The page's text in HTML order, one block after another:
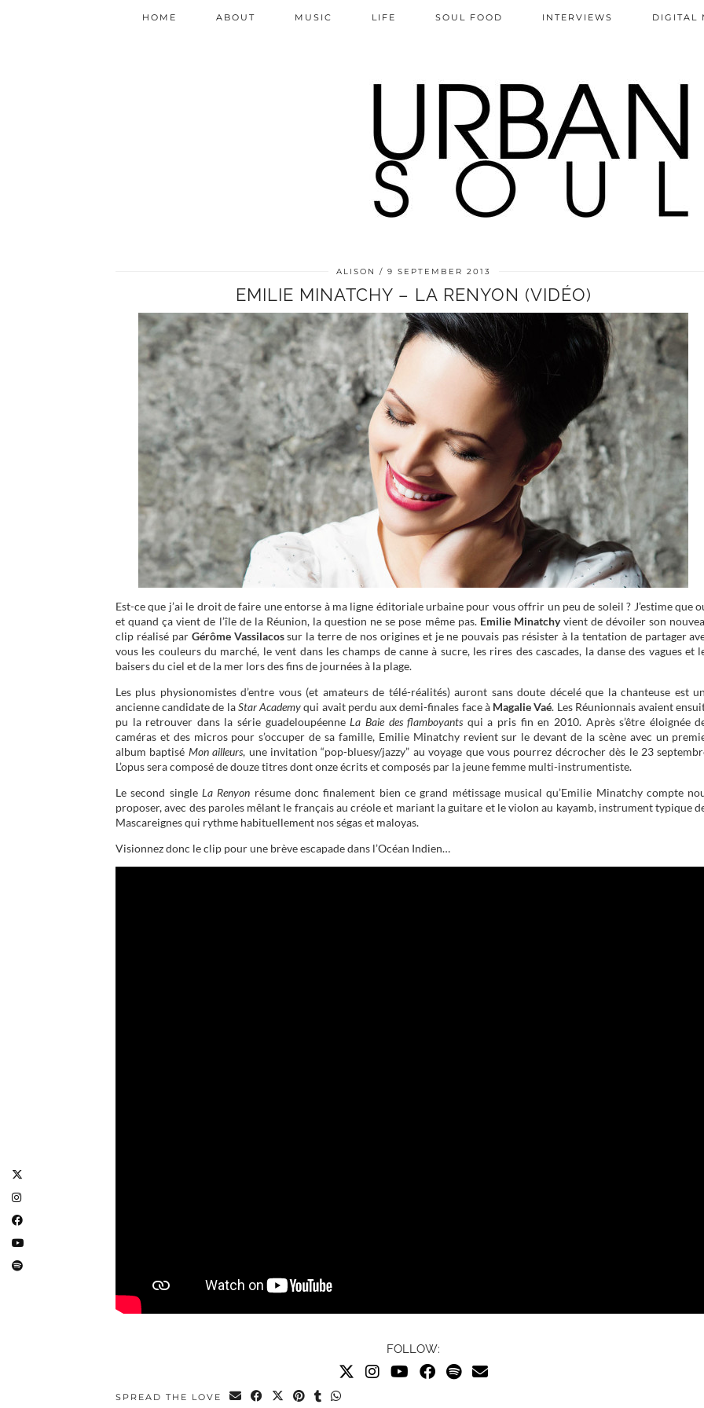
HOME ABOUT MUSIC LIFE SOUL FOOD INTERVIEWS DIGITAL
ALISON 9 SEPTEMBER 2013
EMILIE MINATCHY – LA RENYON (VIDÉO)
Est-ce que j’ai le droit de faire une entorse à ma ligne éditoriale urbaine pour vous offrir un peu de soleil ? J’estime que
et quand ça vient de l’île de la Réunion, la question ne se pose même pas. Emilie Minatchyvient de dévoiler son
clip réalisé par Gérôme Vassilacossur la terre de nos origines et je ne pouvais pas résister à la tentation de partager
vous les couleurs du marché, le vent dans les champs de canne à sucre, les rires des cascades, la danse des vagues et
baisers du ciel et de la mer lors des fins de journées à la plage.
Les plus physionomistes d’entre vous (et amateurs de télé-réalités) auront sans doute décelé que la chanteuse est
ancienne candidate de laStar Academyqui avait perdu aux demi-finales face à Magalie Vaé. Les Réunionnais avaient
pu la retrouver dans la série guadeloupéenneLa Baie des flamboyants qui a pris fin en 2010. Après s’être éloignée
caméras et des micros pour s’occuper de sa famille, Emilie Minatchy revient sur le devant de la scène avec un
album baptisé Mon ailleurs, une invitation “pop-bluesy/jazzy” au voyage que vous pourrez décrocher dès le 23
L’opus sera composé de douze titres dont onze écrits et composés par la jeune femme multi-instrumentiste.
Le second singleLa Renyon résume donc finalement bien ce grand métissage musical qu’Emilie Minatchy compte
proposer, avec des paroles mêlant le français au créole et mariant la guitare et le violon au kayamb, instrument typique
Mascareignes qui rythme habituellement nos ségas et maloyas.
Visionnez donc le clip pour une brève escapade dans l’Océan Indien…
FOLLOW:
SPREAD THE LOVE